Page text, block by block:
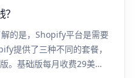
的是，Shopify平台是需要
提供了三种不同的套餐，
。基础版每月收费29美